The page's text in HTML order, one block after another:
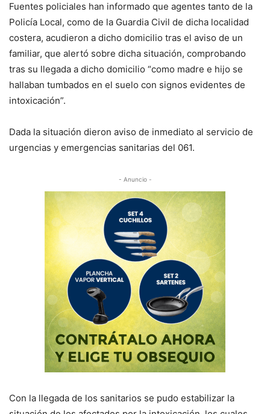
Fuentes policiales han informado que agentes tanto de la
Policía Local, como de la Guardia Civil de dicha localidad
costera, acudieron a dicho domicilio tras el aviso de un
familiar, que alertó sobre dicha situación, comprobando
tras su llegada a dicho domicilio “como madre e hijo se
hallaban tumbados en el suelo con signos evidentes de
intoxicación”.
Dada la situación dieron aviso de inmediato al servicio de
urgencias y emergencias sanitarias del 061.
- Anuncio -
Con la llegada de los sanitarios se pudo estabilizar la